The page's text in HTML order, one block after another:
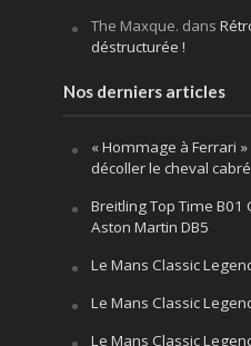
The Maxque. dans
déstructurée !
Nos derniers articles
« Hommage à Ferrari
décoller le cheval cabré
Breitling Top Time
Aston Martin DB5
Le Mans Classic
Le Mans Classic
Le Mans Classic